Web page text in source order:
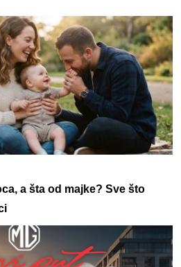
a šta od majke? Sve što